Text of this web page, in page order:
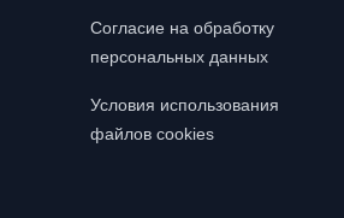
Согласие на обработку
персональных данных
Условия использования
файлов cookies